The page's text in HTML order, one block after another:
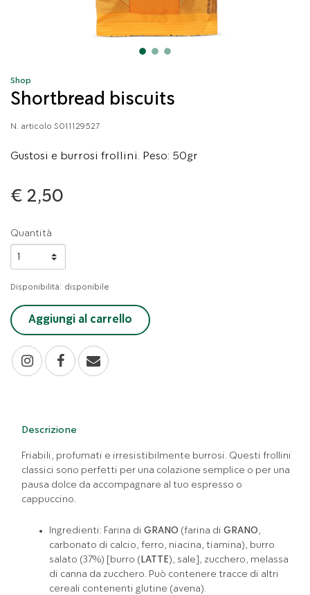
Shop
Shortbread biscuits
N. articolo S011129527
Gustosi e burrosi frollini. Peso: 50gr
€ 2,50
Quantità
Disponibilità: disponibile
Aggiungi al carrello
Descrizione
Friabili, profumati e irresistibilmente burrosi. Questi frollini
classici sono perfetti per una colazione semplice o per una
pausa dolce da accompagnare al tuo espresso o
cappuccino.
Ingredienti: Farina di GRANO (farina di GRANO,
carbonato di calcio, ferro, niacina, tiamina), burro
salato (37%) [burro ( LATTE), sale], zucchero, melassa
di canna da zucchero. Può contenere tracce di altri
cereali contenenti glutine (avena).